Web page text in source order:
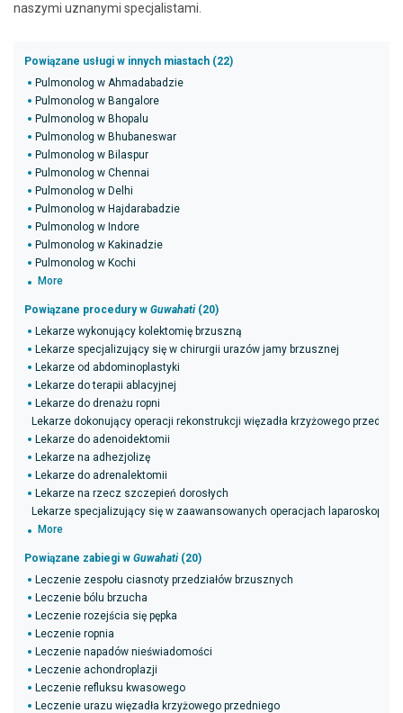
naszymi uznanymi specjalistami.
Powiązane usługi w innych miastach (22)
Pulmonolog w Ahmadabadzie
Pulmonolog w Bangalore
Pulmonolog w Bhopalu
Pulmonolog w Bhubaneswar
Pulmonolog w Bilaspur
Pulmonolog w Chennai
Pulmonolog w Delhi
Pulmonolog w Hajdarabadzie
Pulmonolog w Indore
Pulmonolog w Kakinadzie
Pulmonolog w Kochi
More
Powiązane procedury w Guwahati (20)
Lekarze wykonujący kolektomię brzuszną
Lekarze specjalizujący się w chirurgii urazów jamy brzusznej
Lekarze od abdominoplastyki
Lekarze do terapii ablacyjnej
Lekarze do drenażu ropni
Lekarze dokonujący operacji rekonstrukcji więzadła krzyżowego
Lekarze do adenoidektomii
Lekarze na adhezjolizę
Lekarze do adrenalektomii
Lekarze na rzecz szczepień dorosłych
Lekarze specjalizujący się w zaawansowanych operacjach
More
Powiązane zabiegi w Guwahati (20)
Leczenie zespołu ciasnoty przedziałów brzusznych
Leczenie bólu brzucha
Leczenie rozejścia się pępka
Leczenie ropnia
Leczenie napadów nieświadomości
Leczenie achondroplazji
Leczenie refluksu kwasowego
Leczenie urazu więzadła krzyżowego przedniego